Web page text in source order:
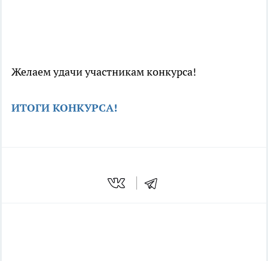
Желаем удачи участникам конкурса!
ИТОГИ КОНКУРСА!